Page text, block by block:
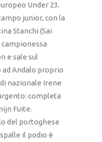
Under 23.
junior, con la
Stanchi (Sai
campionessa
e sale sul
Andalo proprio
nazionale Irene
completa
Fuite.
del portoghese
il podio è